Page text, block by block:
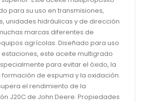
para su uso en transmisiones,
unidades hidráulicas y de dirección
marcas diferentes de
agrícolas. Diseñado para uso
estaciones, este aceite multigrado
para evitar el óxido, la
formación de espuma y la oxidación.
el rendimiento de la
J20C de John Deere. Propiedades